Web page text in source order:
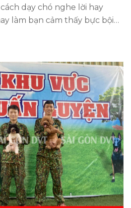
làm bạn cảm thấy bực bội
hãy huấn luyện chó cưng
chúng học được những thói
cuộc sống hàng ngày của
khi sống cùng một nhà.
biết cách dạy chó nghe
vật có tính bầy đàn, bản
đối nghe theo mệnh lệnh
làm cách nào để con người
Hãy cùng...